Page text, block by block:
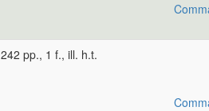
pp., 1 f., ill. h.t.